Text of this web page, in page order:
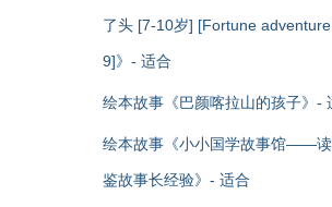
了头 [7-10岁] [Fortune adventure
9]》- 适合
绘本故事《巴颜喀拉山的孩子》-
绘本故事《小小国学故事馆——读
鉴故事长经验》- 适合